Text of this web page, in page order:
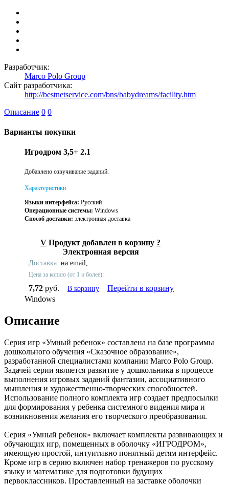
Разработчик:
Marco Polo Group
Сайт разработчика:
http://bestnetservice.com/bns/babydreams/facility.htm
Описание 0 0
Варианты покупки
Игродром 3,5+ 2.1
Добавлено озвучивание заданий.
Характеристики
Языки интерфейса: Русский
Операционные системы: Windows
Способ доставки: электронная доставка
V Продукт добавлен в корзину ?
Электронная версия
Доставка: на email,
Цена за копию (от 1 и более):
7,72 руб. В корзину
Перейти в корзину
Windows
Описание
Серия игр «Умный ребенок» составлена на базе программы
дошкольного обучения «Сказочное образование»,
разработанной специалистами компании Marco Polo Group.
Задачей серии является развитие у дошкольника в процессе
выполнения игровых заданий фантазии, ассоциативного
мышления и художественно-творческих способностей.
Использование полного комплекта игр создает предпосылки
для формирования у ребенка системного видения мира и
возникновения желания его творческого преобразования.
Серия «Умный ребенок» включает комплекты развивающих и
обучающих игр, помещенных в оболочку «ИГРОДРОМ»,
имеющую простой, интуитивно понятный детям интерфейс.
Кроме игр в серию включен набор тренажеров по русскому
языку и математике для подготовки будущих
первоклассников. Проставленный на заставке оболочки